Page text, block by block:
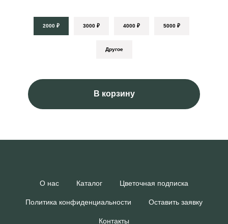
2000 ₽ 3000 ₽ 4000 ₽ 5000 ₽
Другое
В корзину
О нас Каталог Цветочная подписка
Политика конфиденциальности Оставить заявку
Контакты